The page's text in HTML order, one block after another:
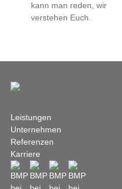
kann man reden, wir
verstehen Euch.
Leistungen
Unternehmen
Referenzen
Karriere